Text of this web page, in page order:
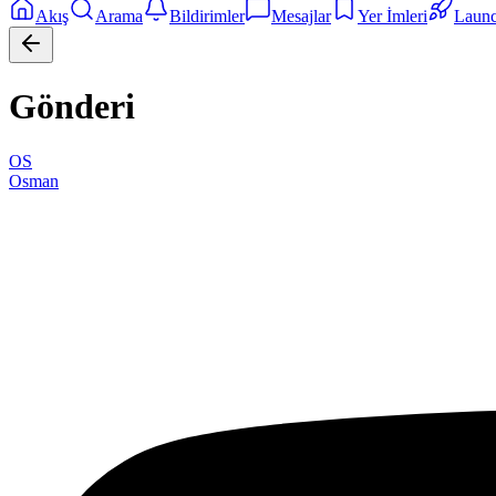
Akış Arama Bildirimler Mesajlar Yer İmleri
Gönderi
OS
Osman